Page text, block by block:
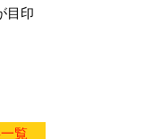
目印
覧